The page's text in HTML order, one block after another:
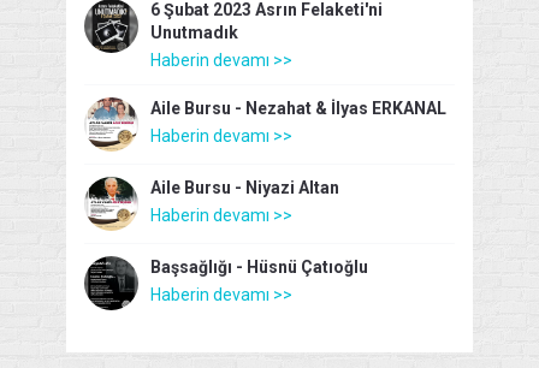
6 Şubat 2023 Asrın Felaketi'ni
Unutmadık
Haberin devamı >>
Aile Bursu - Nezahat & İlyas ERKANAL
Haberin devamı >>
Aile Bursu - Niyazi Altan
Haberin devamı >>
Başsağlığı - Hüsnü Çatıoğlu
Haberin devamı >>